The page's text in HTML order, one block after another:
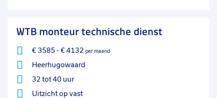
WTB monteur technische dienst
€ 3585 - € 4132 per maand
Heerhugowaard
32 tot 40 uur
Uitzicht op vast